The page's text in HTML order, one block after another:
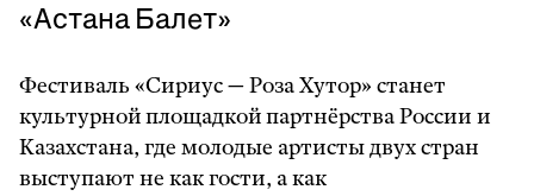
«Астана Балет»
Фестиваль «Сириус — Роза Хутор» станет
культурной площадкой партнёрства России и
Казахстана, где молодые артисты двух стран
выступают не как гости, а как